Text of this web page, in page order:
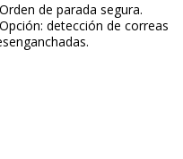
Orden de parada segura.
Opción: detección de correas